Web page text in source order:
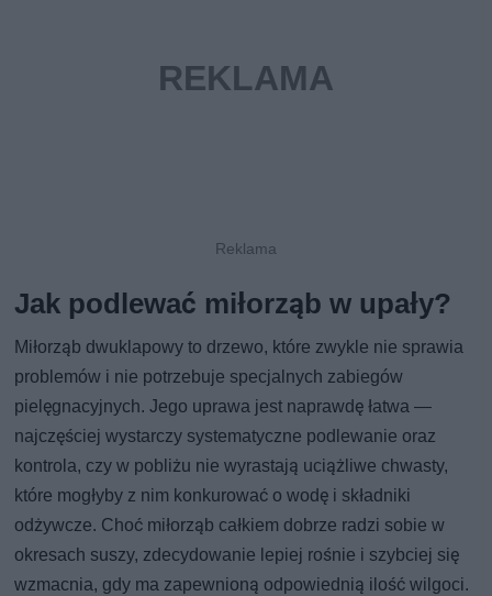
Jak podlewać miłorząb w upały?
Miłorząb dwuklapowy to drzewo, które zwykle nie sprawia
problemów i nie potrzebuje specjalnych zabiegów
pielęgnacyjnych. Jego uprawa jest naprawdę łatwa —
najczęściej wystarczy systematyczne podlewanie oraz
kontrola, czy w pobliżu nie wyrastają uciążliwe chwasty,
które mogłyby z nim konkurować o wodę i składniki
odżywcze. Choć miłorząb całkiem dobrze radzi sobie w
okresach suszy, zdecydowanie lepiej rośnie i szybciej się
wzmacnia, gdy ma zapewnioną odpowiednią ilość wilgoci.